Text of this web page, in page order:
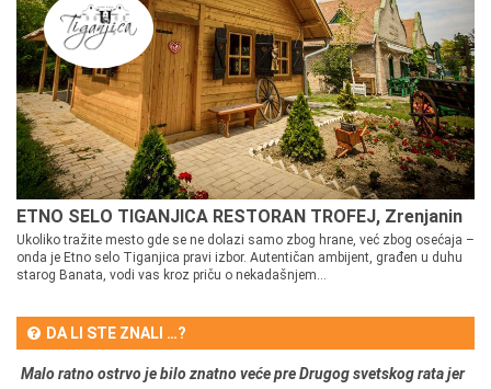
ETNO SELO TIGANJICA RESTORAN TROFEJ, Zrenjanin
Ukoliko tražite mesto gde se ne dolazi samo zbog hrane, već zbog osećaja –
onda je Etno selo Tiganjica pravi izbor. Autentičan ambijent, građen u duhu
starog Banata, vodi vas kroz priču o nekadašnjem...
DA LI STE ZNALI …?
Malo ratno ostrvo je bilo znatno veće pre Drugog svetskog rata jer